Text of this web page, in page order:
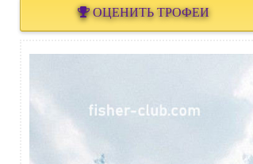
ОЦЕНИТЬ ТРОФЕИ